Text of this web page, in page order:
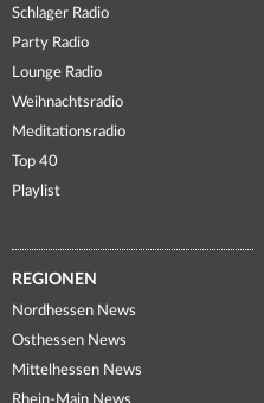
Schlager Radio
Party Radio
Lounge Radio
Weihnachtsradio
Meditationsradio
Top 40
Playlist
REGIONEN
Nordhessen News
Osthessen News
Mittelhessen News
Rhein-Main News